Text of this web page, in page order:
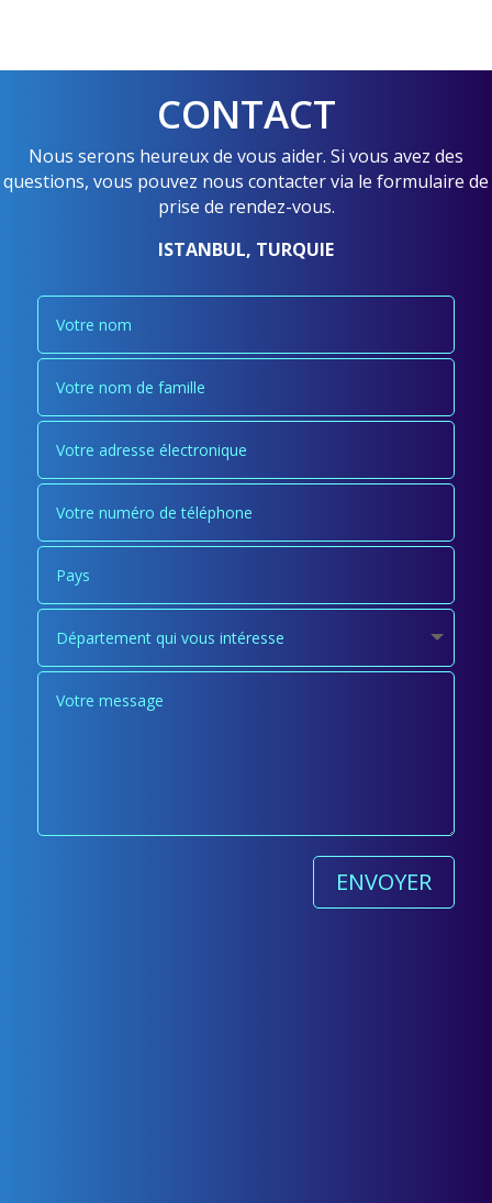
CONTACT
Nous serons heureux de vous aider. Si vous avez des
questions, vous pouvez nous contacter via le formulaire de
prise de rendez-vous.
ISTANBUL, TURQUIE
ENVOYER